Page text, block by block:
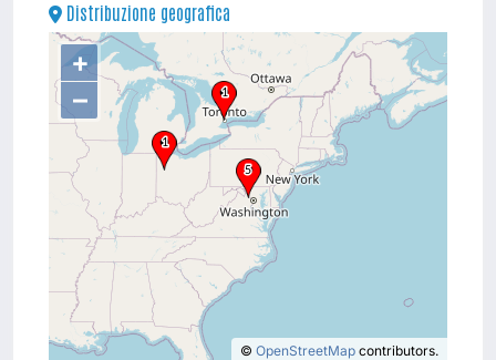
Distribuzione geografica
+
–
© OpenStreetMap contributors.